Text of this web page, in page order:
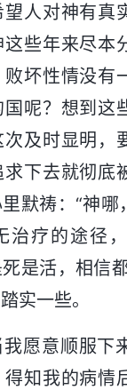
望人对神有真
些年来尽本
坏性情没有
呢？想到这
及时显明，
下去就彻底
默祷：“神哪
治疗的途径
是活，相信
实一些。
愿意顺服下
知我的病情